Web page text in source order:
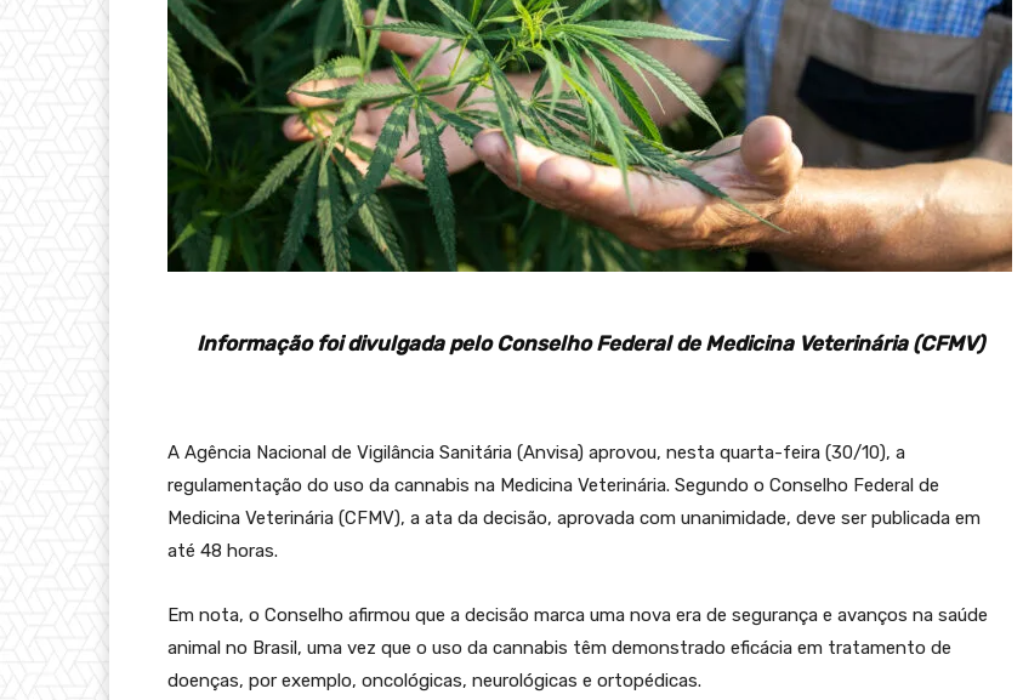
Informação foi divulgada pelo Conselho Federal de Medicina Veterinária (CFMV)
A Agência Nacional de Vigilância Sanitária (Anvisa) aprovou, nesta quarta-feira (30/10), a
regulamentação do uso da cannabis na Medicina Veterinária. Segundo o Conselho Federal de
Medicina Veterinária (CFMV), a ata da decisão, aprovada com unanimidade, deve ser publicada em
até 48 horas.
Em nota, o Conselho afirmou que a decisão marca uma nova era de segurança e avanços na saúde
animal no Brasil, uma vez que o uso da cannabis têm demonstrado eficácia em tratamento de
doenças, por exemplo, oncológicas, neurológicas e ortopédicas.